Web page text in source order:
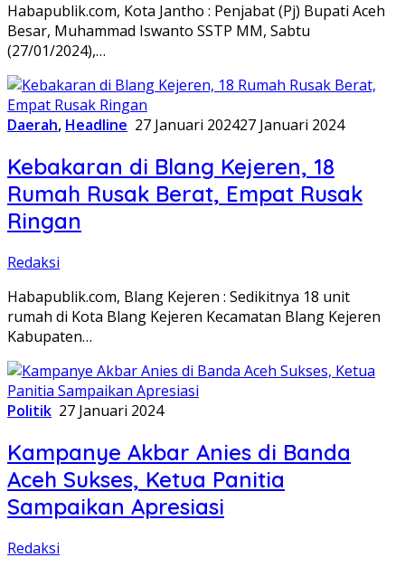
Habapublik.com, Kota Jantho : Penjabat (Pj) Bupati Aceh
Besar, Muhammad Iswanto SSTP MM, Sabtu
(27/01/2024),…
Daerah, Headline 27 Januari 202427 Januari 2024
Kebakaran di Blang Kejeren, 18
Rumah Rusak Berat, Empat Rusak
Ringan
Redaksi
Habapublik.com, Blang Kejeren : Sedikitnya 18 unit
rumah di Kota Blang Kejeren Kecamatan Blang Kejeren
Kabupaten…
Politik 27 Januari 2024
Kampanye Akbar Anies di Banda
Aceh Sukses, Ketua Panitia
Sampaikan Apresiasi
Redaksi